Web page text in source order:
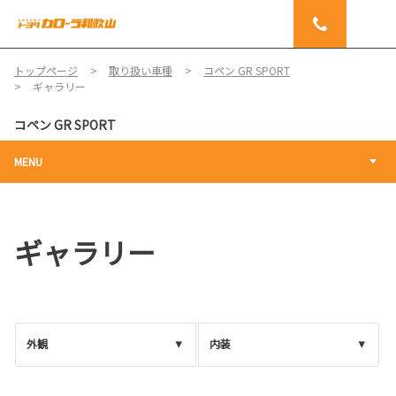
トップページ 取り扱い車種
コペン GR SPORT
ギャラリー
コペン GR SPORT
MENU
ギャラリー
外観 内装